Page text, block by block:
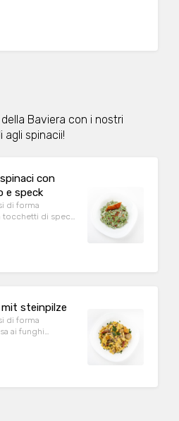
Baviera con i nostri
agli spinacii!
con
e speck
di forma
tocchetti di speck
formaggio Dop.
mit steinpilze
di forma
ai funghi